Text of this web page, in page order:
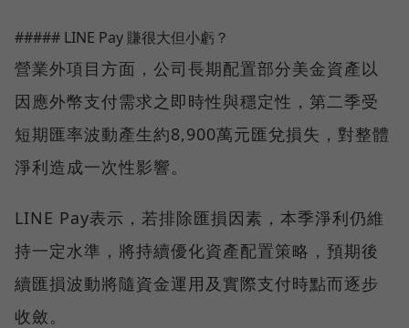
##### LINE Pay 賺很大但小虧？
營業外項目方面，公司長期配置部分美金資產以
因應外幣支付需求之即時性與穩定性，第二季受
短期匯率波動產生約8,900萬元匯兌損失，對整體
淨利造成一次性影響。
LINE Pay表示，若排除匯損因素，本季淨利仍維
持一定水準，將持續優化資產配置策略，預期後
續匯損波動將隨資金運用及實際支付時點而逐步
收斂。